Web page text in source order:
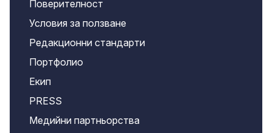
Поверителност
Условия за ползване
Редакционни стандарти
Портфолио
Екип
PRESS
Медийни партньорства